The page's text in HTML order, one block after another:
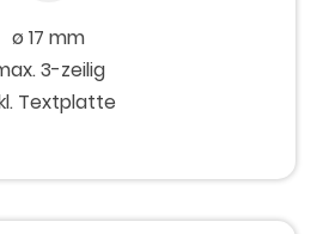
ø 17 mm
3-zeilig
Textplatte